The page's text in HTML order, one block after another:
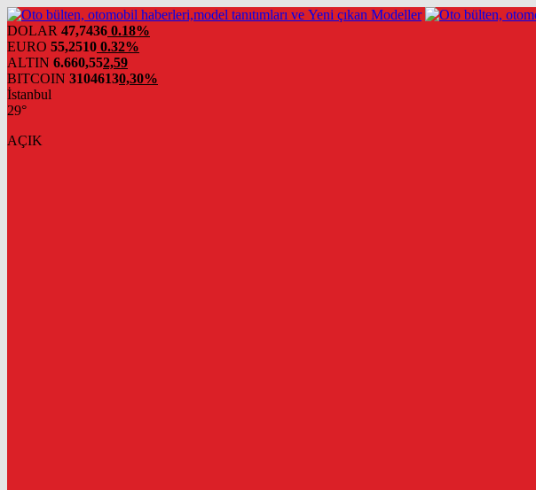
DOLAR 47,7436 0.18%
EURO 55,2510 0.32%
ALTIN 6.660,552,59
BITCOIN 31046130,30%
İstanbul
29°
AÇIK